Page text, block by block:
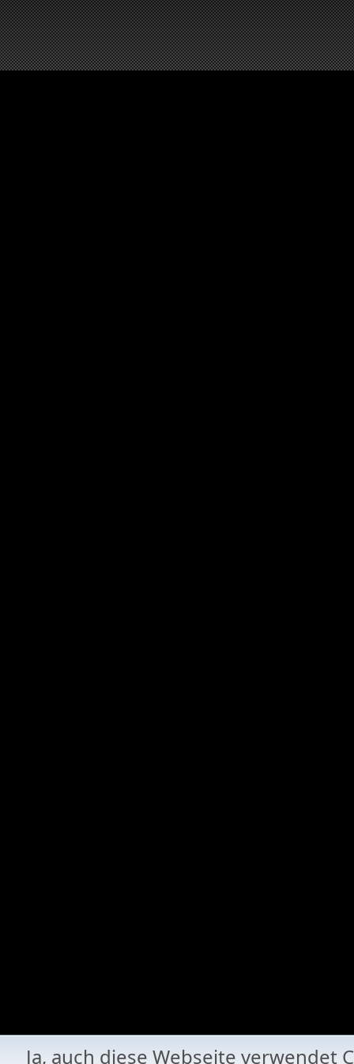
Ja, auch diese Webseite